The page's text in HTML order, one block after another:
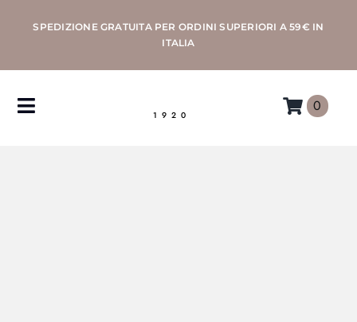
SPEDIZIONE GRATUITA PER ORDINI SUPERIORI A 59€ IN
ITALIA
1920
Toggle
0